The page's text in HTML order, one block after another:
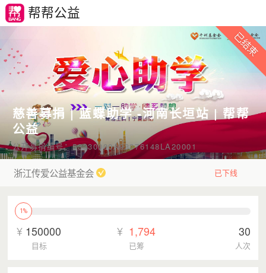
帮帮公益
慈善募捐 | 蓝蝶助学 -河南长垣站 | 帮帮
公益
公开募捐编号：53330000A93376148LA20001
浙江传爱公益基金会 已下线
1%
¥ 150000
目标
¥ 1,794
已筹
30
人次